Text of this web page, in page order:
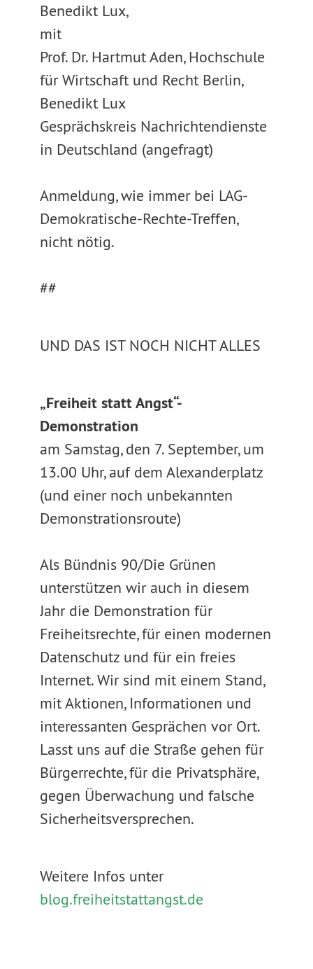
Benedikt Lux,
mit
Prof. Dr. Hartmut Aden, Hochschule
für Wirtschaft und Recht Berlin,
Benedikt Lux
Gesprächskreis Nachrichtendienste
in Deutschland (angefragt)
Anmeldung, wie immer bei LAG-
Demokratische-Rechte-Treffen,
nicht nötig.
##
UND DAS IST NOCH NICHT ALLES
„Freiheit statt Angst“-
Demonstration
am Samstag, den 7. September, um
13.00 Uhr, auf dem Alexanderplatz
(und einer noch unbekannten
Demonstrationsroute)
Als Bündnis 90/Die Grünen
unterstützen wir auch in diesem
Jahr die Demonstration für
Freiheitsrechte, für einen modernen
Datenschutz und für ein freies
Internet. Wir sind mit einem Stand,
mit Aktionen, Informationen und
interessanten Gesprächen vor Ort.
Lasst uns auf die Straße gehen für
Bürgerrechte, für die Privatsphäre,
gegen Überwachung und falsche
Sicherheitsversprechen.
Weitere Infos unter
blog.freiheitstattangst.de